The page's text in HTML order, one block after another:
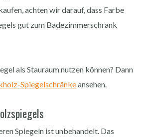
achten wir darauf, dass Farbe
gut zum Badezimmerschrank
als Stauraum nutzen können? Dann
Spiegelschränkeansehen.
Spiegeln ist unbehandelt. Das